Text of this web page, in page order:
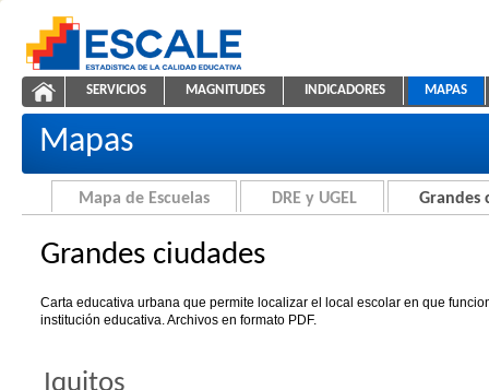
ESCALE - Unidad de Estadística Educativa
Grandes ciudades
NAVEGACIÓN
SERVICIOS MAGNITUDES INDICADORES MAPAS
Mapas
Mapa de Escuelas DRE y UGEL Grandes
Grandes ciudades
Carta educativa urbana que permite localizar el local escolar en que
institución educativa. Archivos en formato PDF.